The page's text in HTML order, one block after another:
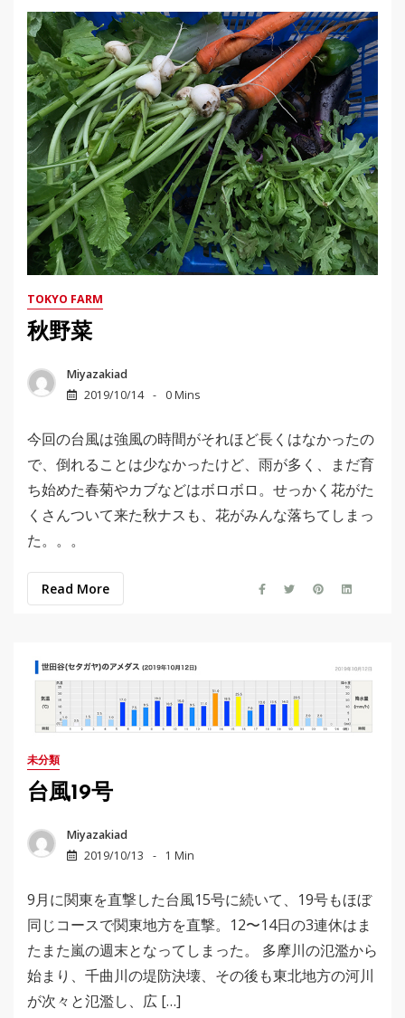
TOKYO FARM
秋野菜
Miyazakiad
2019/10/14
0 Mins
今回の台風は強風の時間がそれほど長くはなかったの
で、倒れることは少なかったけど、雨が多く、まだ育
ち始めた春菊やカブなどはボロボロ。せっかく花がた
くさんついて来た秋ナスも、花がみんな落ちてしまっ
た。。。
Read More
未分類
台風19号
Miyazakiad
2019/10/13
1 Min
9月に関東を直撃した台風15号に続いて、19号もほぼ
同じコースで関東地方を直撃。12〜14日の3連休はま
たまた嵐の週末となってしまった。 多摩川の氾濫から
始まり、千曲川の堤防決壊、その後も東北地方の河川
が次々と氾濫し、広 […]